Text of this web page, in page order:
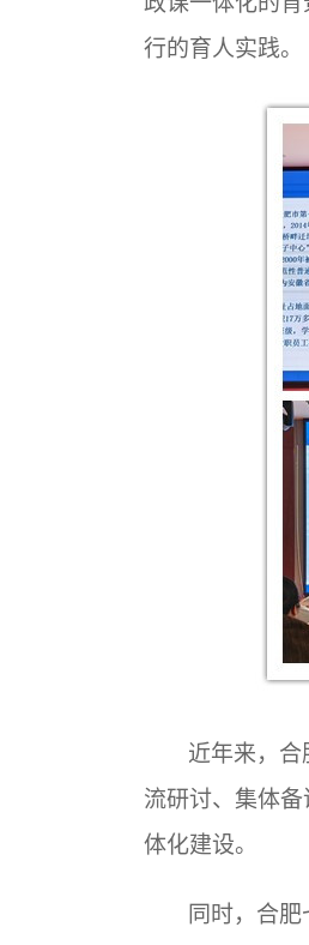
行的育人实践。
近年来，
流研讨、集体
体化建设。
同时，合